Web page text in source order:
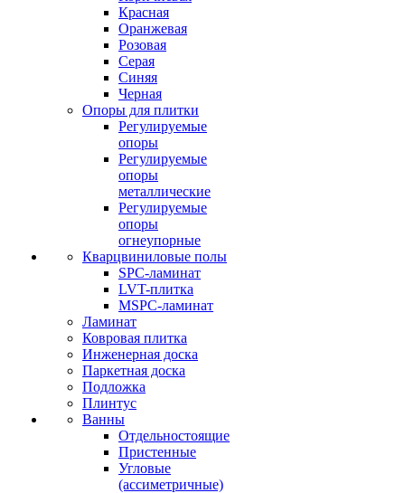
Красная
Оранжевая
Розовая
Серая
Синяя
Черная
Опоры для плитки
Регулируемые
опоры
Регулируемые
опоры
металлические
Регулируемые
опоры
огнеупорные
Кварцвиниловые полы
SPC-ламинат
LVT-плитка
MSPC-ламинат
Ламинат
Ковровая плитка
Инженерная доска
Паркетная доска
Подложка
Плинтус
Ванны
Отдельностоящие
Пристенные
Угловые
(ассиметричные)